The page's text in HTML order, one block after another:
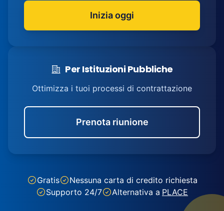
Inizia oggi
Per Istituzioni Pubbliche
Ottimizza i tuoi processi di contrattazione
Prenota riunione
Gratis
Nessuna carta di credito richiesta
Supporto 24/7
Alternativa a PLACE